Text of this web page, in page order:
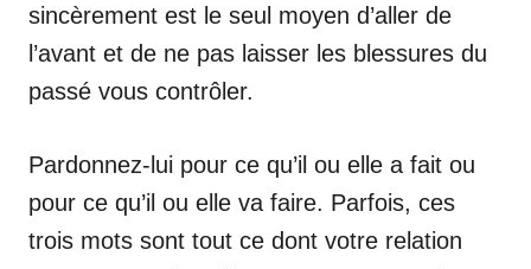
sincèrement est le seul moyen d’aller de
l’avant et de ne pas laisser les blessures du
passé vous contrôler.
Pardonnez-lui pour ce qu’il ou elle a fait ou
pour ce qu’il ou elle va faire. Parfois, ces
trois mots sont tout ce dont votre relation